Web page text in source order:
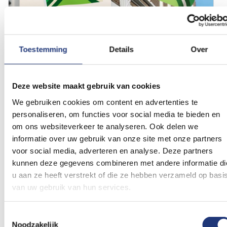
Toestemming Details Over
Deze website maakt gebruik van cookies
We gebruiken cookies om content en advertenties te
personaliseren, om functies voor social media te bieden en
om ons websiteverkeer te analyseren. Ook delen we
informatie over uw gebruik van onze site met onze partners
voor social media, adverteren en analyse. Deze partners
kunnen deze gegevens combineren met andere informatie
u aan ze heeft verstrekt of die ze hebben verzameld op
van uw gebruik van hun services.
Noodzakelijk
Glanspoly 115gr/m2
93
% of 100
Vanaf6,57
Excl. BTW
Voor 16:00 besteld, dezelfde
dag verzonden
In winkelmand
Glanspoly 115gr/m2
100
% of100
Vanaf 16,49
Excl. BTW
Voor 16:00 besteld, dezelfde
dag verzonden
In winkelmand
Voeg
toe
aan
Voeg
toe